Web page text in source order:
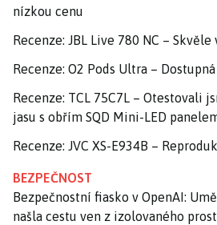
nízkou cenu
Recenze: JBL Live 780 NC –
Recenze: O2 Pods Ultra –
Recenze: TCL 75C7L – Otestovali
jasu s obřím SQD Mini-LED
Recenze: JVC XS-E934B –
BEZPEČNOST
Bezpečnostní fiasko v OpenAI:
našla cestu ven z izolovaného